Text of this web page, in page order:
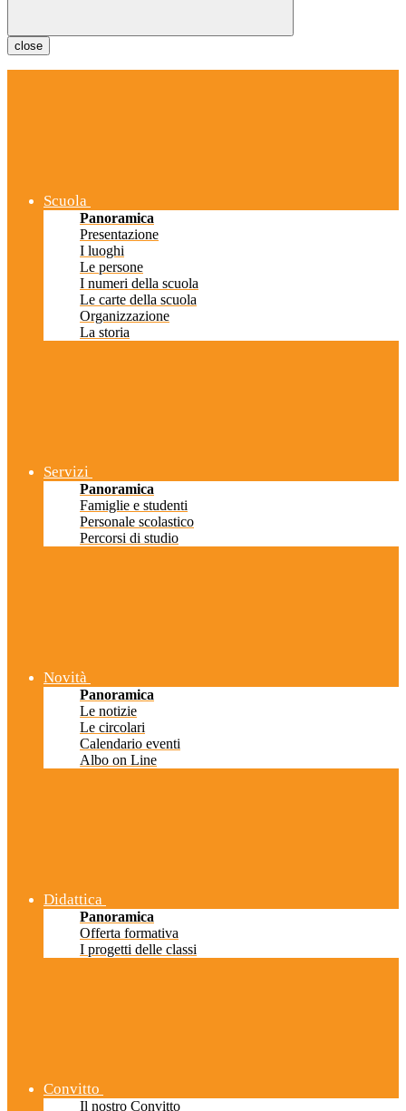
close
Scuola
Panoramica
Presentazione
I luoghi
Le persone
I numeri della scuola
Le carte della scuola
Organizzazione
La storia
Servizi
Panoramica
Famiglie e studenti
Personale scolastico
Percorsi di studio
Novità
Panoramica
Le notizie
Le circolari
Calendario eventi
Albo on Line
Didattica
Panoramica
Offerta formativa
I progetti delle classi
Convitto
Il nostro Convitto